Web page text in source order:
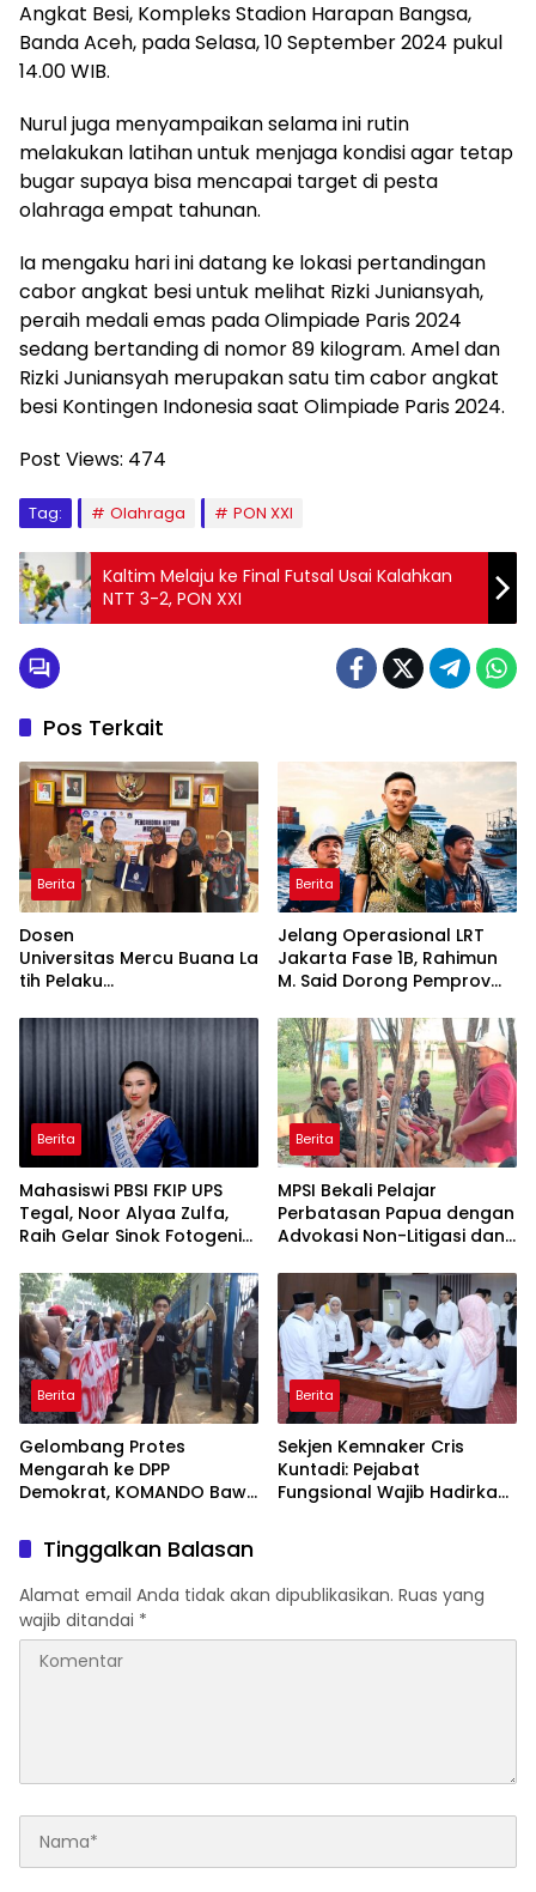
Angkat Besi, Kompleks Stadion Harapan Bangsa,
Banda Aceh, pada Selasa, 10 September 2024 pukul
14.00 WIB.
Nurul juga menyampaikan selama ini rutin
melakukan latihan untuk menjaga kondisi agar tetap
bugar supaya bisa mencapai target di pesta
olahraga empat tahunan.
Ia mengaku hari ini datang ke lokasi pertandingan
cabor angkat besi untuk melihat Rizki Juniansyah,
peraih medali emas pada Olimpiade Paris 2024
sedang bertanding di nomor 89 kilogram. Amel dan
Rizki Juniansyah merupakan satu tim cabor angkat
besi Kontingen Indonesia saat Olimpiade Paris 2024.
Post Views: 474
Tag: Olahraga PON XXI
Kaltim Melaju ke Final Futsal Usai Kalahkan
NTT 3-2, PON XXI
Pos Terkait
Berita
Dosen
Universitas Mercu Buana La
tih Pelaku
Lewat Kemasan
Berita
Jelang Operasional LRT
Jakarta Fase 1B, Rahimun
M. Said Dorong Pemprov
Economic Corridor
Initiative
Berita
Mahasiswi PBSI FKIP UPS
Tegal, Noor Alyaa Zulfa,
Raih Gelar Sinok Fotogenik
Berita
MPSI Bekali Pelajar
Perbatasan Papua dengan
Advokasi Non-Litigasi dan
Berita
Gelombang Protes
Mengarah ke DPP
Demokrat, KOMANDO Bawa
Dody Hanggodo
Berita
Sekjen Kemnaker Cris
Kuntadi: Pejabat
Fungsional Wajib Hadirkan
Tinggalkan Balasan
Alamat email Anda tidak akan dipublikasikan. Ruas yang
wajib ditandai *